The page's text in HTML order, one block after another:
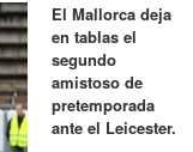
El Mallorca deja
en tablas el
segundo
amistoso de
pretemporada
ante el Leicester.